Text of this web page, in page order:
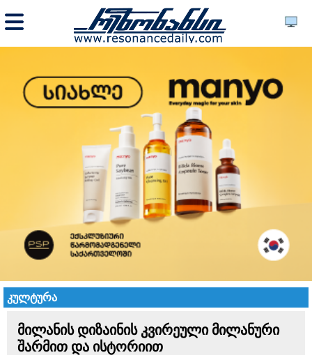
კულტურა
მილანის დიზაინის კვირეული მილანური
შარმით და ისტორიით